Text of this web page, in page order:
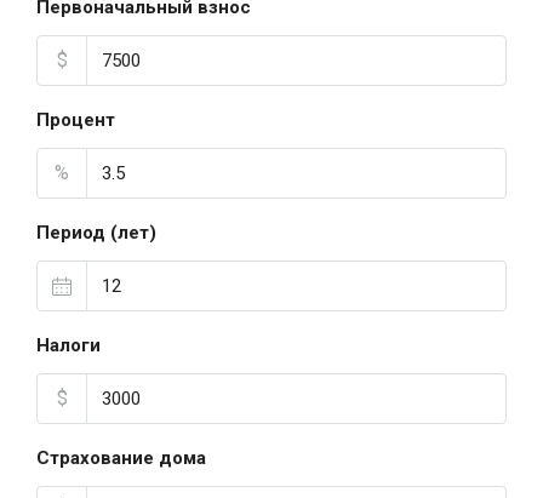
Первоначальный взнос
$
Процент
%
Период (лет)
Налоги
$
Страхование дома